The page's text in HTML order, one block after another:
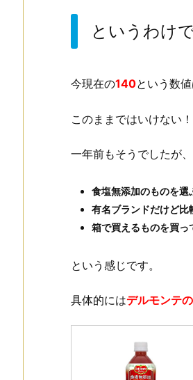
というわけ
今現在の140という数
このままではいけない
一年前もそうでしたが
食塩無添加のものを選
有名ブランドだけど比
箱で買えるものを買っ
という感じです。
具体的にはデルモンテ